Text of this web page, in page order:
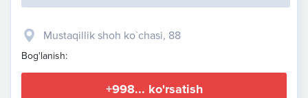
Mustaqillik shoh ko`chasi, 88
Bog'lanish:
+998... ko'rsatish